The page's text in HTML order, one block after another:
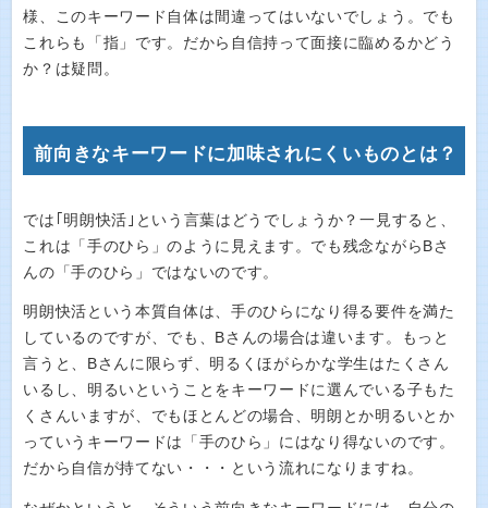
様、このキーワード自体は間違ってはいないでしょう。でも
これらも「指」です。だから自信持って面接に臨めるかどう
か？は疑問。
前向きなキーワードに加味されにくいものとは？
では｢明朗快活｣という言葉はどうでしょうか？一見すると、
これは「手のひら」のように見えます。でも残念ながらBさ
んの「手のひら」ではないのです。
明朗快活という本質自体は、手のひらになり得る要件を満た
しているのですが、でも、Bさんの場合は違います。もっと
言うと、Bさんに限らず、明るくほがらかな学生はたくさん
いるし、明るいということをキーワードに選んでいる子もた
くさんいますが、でもほとんどの場合、明朗とか明るいとか
っていうキーワードは「手のひら」にはなり得ないのです。
だから自信が持てない・・・という流れになりますね。